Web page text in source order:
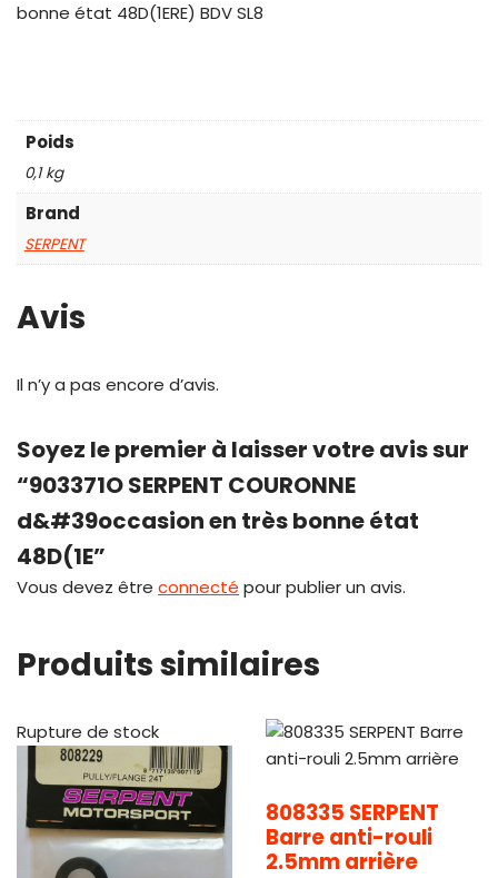
bonne état 48D(1ERE) BDV SL8
Poids
0,1 kg
Brand
SERPENT
Avis
Il n’y a pas encore d’avis.
Soyez le premier à laisser votre avis sur
“903371O SERPENT COURONNE
d&#39occasion en très bonne état
48D(1E”
Vous devez être connecté pour publier un avis.
Produits similaires
Rupture de stock
808335 SERPENT
Barre anti-rouli
2.5mm arrière